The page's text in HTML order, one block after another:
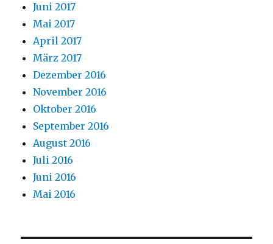
Juni 2017
Mai 2017
April 2017
März 2017
Dezember 2016
November 2016
Oktober 2016
September 2016
August 2016
Juli 2016
Juni 2016
Mai 2016